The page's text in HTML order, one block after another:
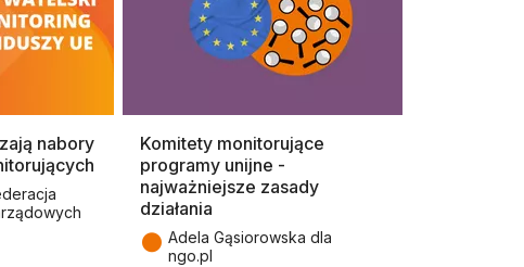
nabory
Komitety monitorujące
programy unijne -
najważniejsze zasady
działania
● Adela Gąsiorowska dla
ngo.pl